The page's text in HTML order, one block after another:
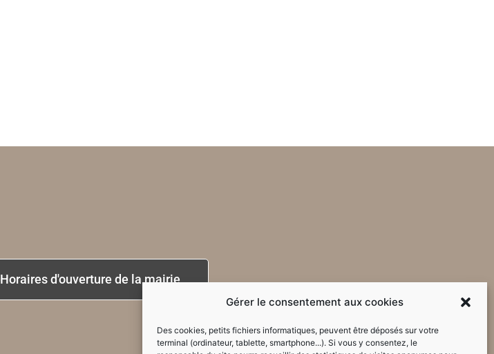
Gérer le consentement aux cookies
Des cookies, petits fichiers informatiques, peuvent être déposés sur votre
terminal (ordinateur, tablette, smartphone...). Si vous y consentez, le
Horaires d'ouverture de la mairie